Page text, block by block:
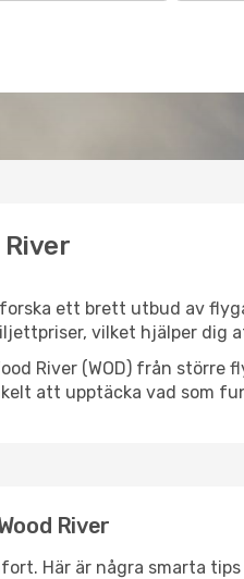
ett brett utbud av
vilket hjälper dig
River (WOD) från större
att upptäcka vad som
River
Här är några smarta